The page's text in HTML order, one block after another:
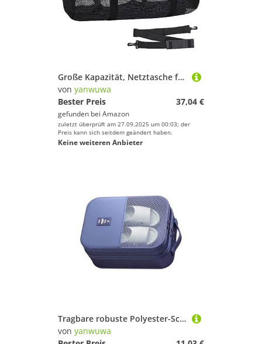
Große Kapazität, Netztasche für Tauchen, Schnorcheln, Ausrüstung, Aufbewahrungstasche, reißfest, Nylon, Netztasche, Tauchtasche, Tauchen, Schnorchel, robuste Netztasche, großer Strand
von yanwuwa
Bester Preis
37,04 €
gefunden bei Amazon
zuletzt überprüft am 27.09.2025 um 00:03; der
Preis kann sich seitdem geändert haben.
Keine weiteren Anbieter
Tragbare robuste Polyester-Schuh-Organizer-Tasche für Reisende, geruchsdicht, Belüftungsdesign, schnelle Reinigung, Stoff, Sportschuhe, belüftete Schuhtasche, Sportschuhe, marineblau, Einheitsgröße
von yanwuwa